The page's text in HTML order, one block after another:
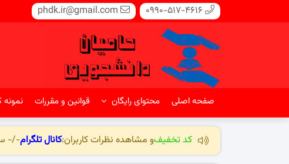
0990-517-4616
phdk.ir@gmail.com
صفحه اصلی محتوای رایگان قوانین و مقررات نمونه
کد تخفیفو مشاهده نظرات کاربران:کانال تلگرام-/-